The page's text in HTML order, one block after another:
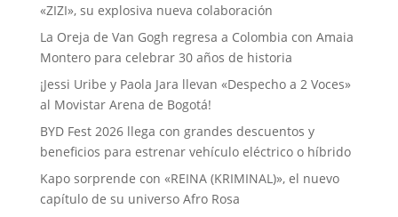
«ZIZI», su explosiva nueva colaboración
La Oreja de Van Gogh regresa a Colombia con Amaia
Montero para celebrar 30 años de historia
¡Jessi Uribe y Paola Jara llevan «Despecho a 2 Voces»
al Movistar Arena de Bogotá!
BYD Fest 2026 llega con grandes descuentos y
beneficios para estrenar vehículo eléctrico o híbrido
Kapo sorprende con «REINA (KRIMINAL)», el nuevo
capítulo de su universo Afro Rosa